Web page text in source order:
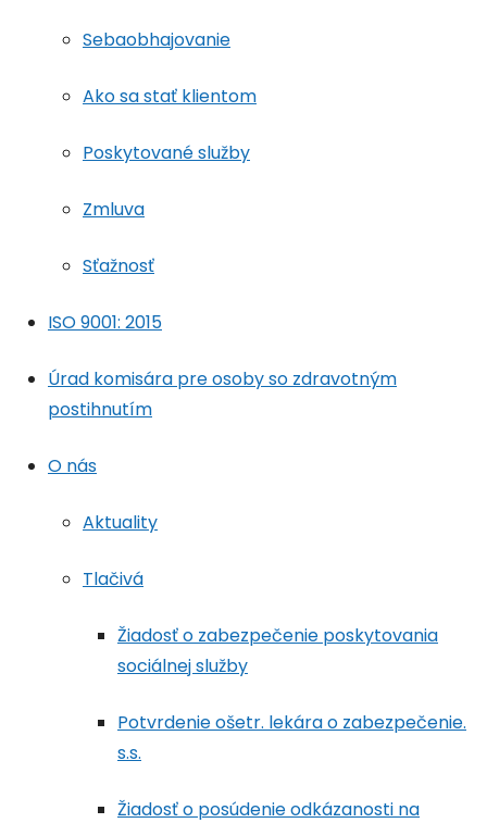
Sebaobhajovanie
Ako sa stať klientom
Poskytované služby
Zmluva
Sťažnosť
ISO 9001: 2015
Úrad komisára pre osoby so zdravotným
postihnutím
O nás
Aktuality
Tlačivá
Žiadosť o zabezpečenie poskytovania
sociálnej služby
Potvrdenie ošetr. lekára o zabezpečenie.
s.s.
Žiadosť o posúdenie odkázanosti na